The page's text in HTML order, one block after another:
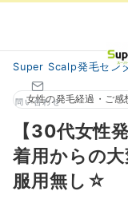
問い合わせ
Super Scalp発毛セン
女性の発毛経過・ご感
【30代女性
着用からの
服用無し☆